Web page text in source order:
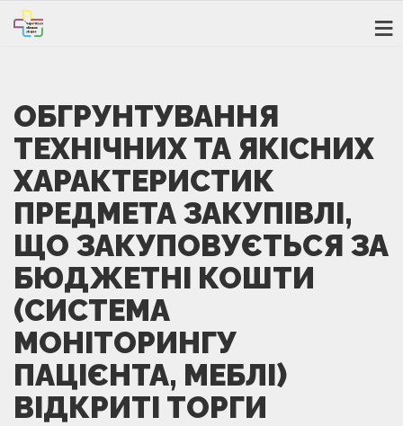
ОБГРУНТУВАННЯ
ТЕХНІЧНИХ ТА ЯКІСНИХ
ХАРАКТЕРИСТИК
ПРЕДМЕТА ЗАКУПІВЛІ,
ЩО ЗАКУПОВУЄТЬСЯ ЗА
БЮДЖЕТНІ КОШТИ
(СИСТЕМА
МОНІТОРИНГУ
ПАЦІЄНТА, МЕБЛІ)
ВІДКРИТІ ТОРГИ